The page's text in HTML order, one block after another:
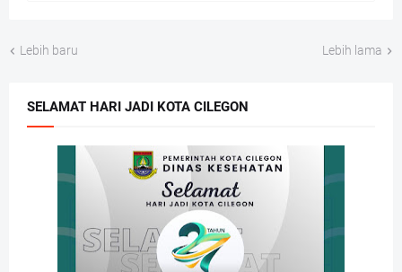
Lebih baru Lebih lama
SELAMAT HARI JADI KOTA CILEGON